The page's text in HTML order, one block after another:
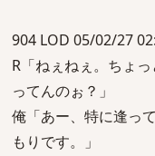
904 LOD 05/02/27
R「ねぇねぇ。ちょ
ってんのぉ？」
俺「あー、特に逢っ
もりです。」